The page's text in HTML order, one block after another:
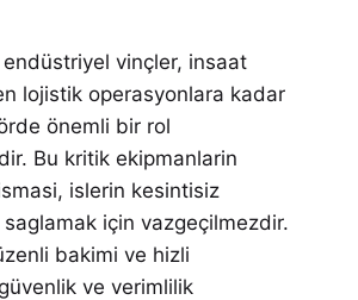
endüstriyel vinçler, insaat
lojistik operasyonlara kadar
önemli bir rol
Bu kritik ekipmanlarin
islerin kesintisiz
için vazgeçilmezdir.
bakimi ve hizli
ve verimlilik